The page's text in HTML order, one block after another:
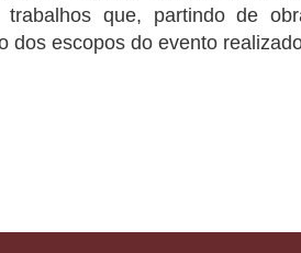
que, partindo de
dos escopos do evento